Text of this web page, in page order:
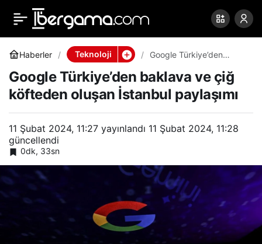
Haberler Teknoloji
Google Türkiye’den
oluşan İstanbul paylaşımı
Google Türkiye’den baklava ve çiğ
köfteden oluşan İstanbul paylaşımı
11 Şubat 2024, 11:27 yayınlandı 11 Şubat 2024, 11:28
güncellendi
0dk, 33sn
Google Türkiye’den
baklava ve çiğ köfteden
oluşan İstanbul paylaşımı
0 Paylaş